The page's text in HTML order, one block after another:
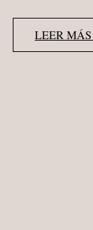
UNICA
ZÜRN.
EXORDIO.
LEER MÁS